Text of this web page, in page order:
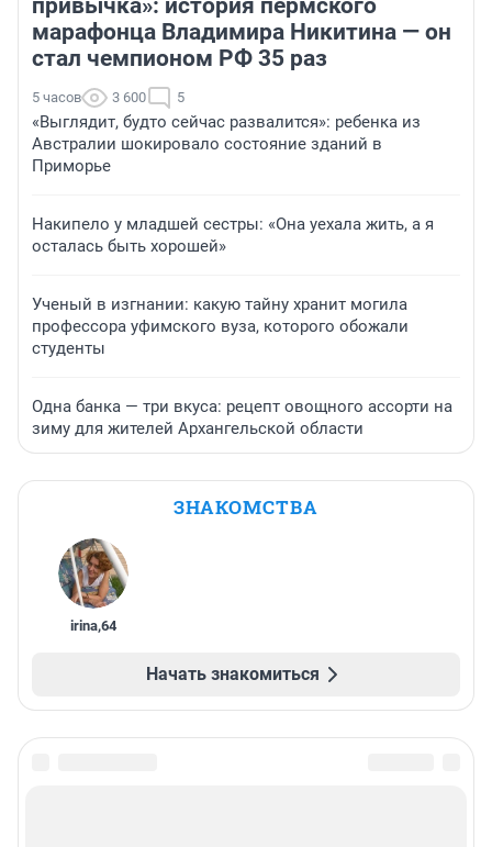
привычка»: история пермского
марафонца Владимира Никитина — он
стал чемпионом РФ 35 раз
5 часов 3 600 5
«Выглядит, будто сейчас развалится»: ребенка из
Австралии шокировало состояние зданий в
Приморье
Накипело у младшей сестры: «Она уехала жить, а я
осталась быть хорошей»
Ученый в изгнании: какую тайну хранит могила
профессора уфимского вуза, которого обожали
студенты
Одна банка — три вкуса: рецепт овощного ассорти на
зиму для жителей Архангельской области
ЗНАКОМСТВА
irina,64
Начать знакомиться